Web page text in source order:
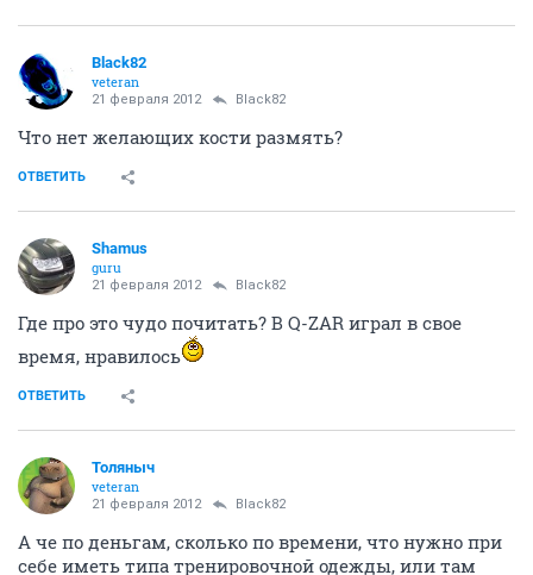
Black82
veteran
21 февраля 2012 Black82
Что нет желающих кости размять?
ОТВЕТИТЬ
Shamus
guru
21 февраля 2012 Black82
Где про это чудо почитать? В Q-ZAR играл в свое
время, нравилось
ОТВЕТИТЬ
Толяныч
veteran
21 февраля 2012 Black82
А че по деньгам, сколько по времени, что нужно при
себе иметь типа тренировочной одежды, или там